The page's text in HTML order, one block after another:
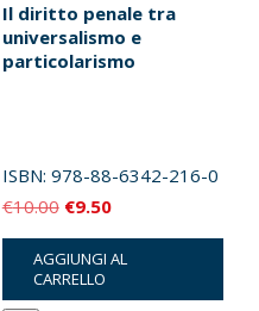
Il diritto penale tra
universalismo e
particolarismo
ISBN: 978-88-6342-216-0
€10.00 Il
prezzo
originale
era:
€9.50Il
prezzo
attuale
è:
AGGIUNGI AL
CARRELLO